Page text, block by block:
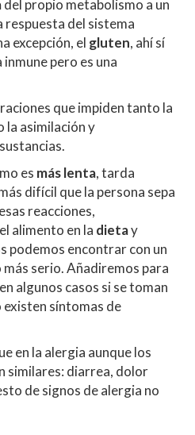
del propio metabolismo a un
respuesta del sistema
excepción, el gluten, ahí sí
pero es una
que impiden tanto la
la asimilación y
es más lenta, tarda
difícil que la persona sepa
reacciones,
el alimento en la dietay
podemos encontrar con un
serio. Añadiremos para
algunos casos si se toman
existen síntomas de
en la alergia aunque los
similares: diarrea, dolor
de signos de alergia no